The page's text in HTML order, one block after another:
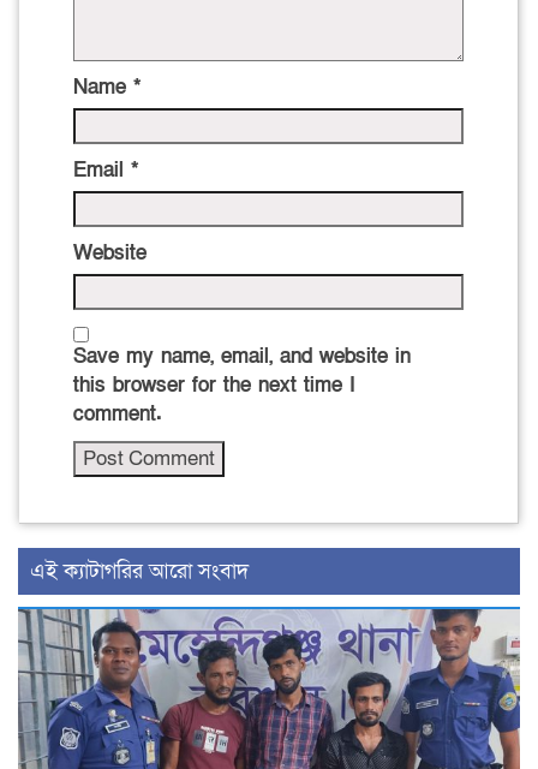
Name *
Email *
Website
Save my name, email, and website in
this browser for the next time I
comment.
‍এই ক্যাটাগরির ‍আরো সংবাদ